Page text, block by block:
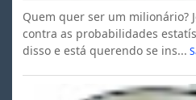
Quem quer ser um milionário?
contra as probabilidades
disso e está querendo se ins...